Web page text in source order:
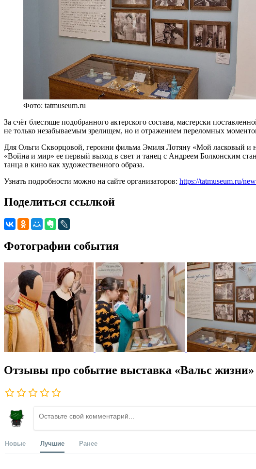
Фото: tatmuseum.ru
За счёт блестяще подобранного актерского состава, мастерски
не только незабываемым зрелищем, но и отражением переломных
Для Ольги Скворцовой, героини фильма Эмиля Лотяну «Мой ласковый и
«Война и мир» ее первый выход в свет и танец с Андреем Болконским
танца в кино как художественного образа.
Узнать подробности можно на сайте организаторов: https://tatmuseum.ru/
Поделиться ссылкой
Фотографии события
Отзывы про событие выставка «Вальс жизни»
Новые Лучшие Ранее